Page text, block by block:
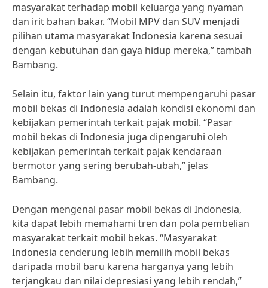
masyarakat terhadap mobil keluarga yang nyaman
dan irit bahan bakar. “Mobil MPV dan SUV menjadi
pilihan utama masyarakat Indonesia karena sesuai
dengan kebutuhan dan gaya hidup mereka,” tambah
Bambang.
Selain itu, faktor lain yang turut mempengaruhi pasar
mobil bekas di Indonesia adalah kondisi ekonomi dan
kebijakan pemerintah terkait pajak mobil. “Pasar
mobil bekas di Indonesia juga dipengaruhi oleh
kebijakan pemerintah terkait pajak kendaraan
bermotor yang sering berubah-ubah,” jelas
Bambang.
Dengan mengenal pasar mobil bekas di Indonesia,
kita dapat lebih memahami tren dan pola pembelian
masyarakat terkait mobil bekas. “Masyarakat
Indonesia cenderung lebih memilih mobil bekas
daripada mobil baru karena harganya yang lebih
terjangkau dan nilai depresiasi yang lebih rendah,”